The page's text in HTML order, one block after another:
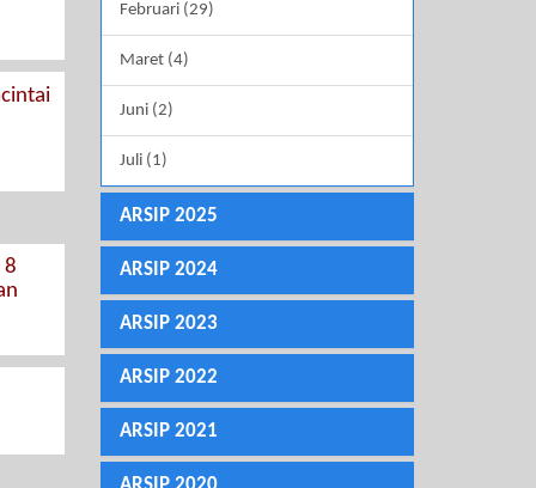
8
Februari (29)
Maret (4)
Juni (2)
Juli (1)
ARSIP 2025
ARSIP 2024
ARSIP 2023
ARSIP 2022
ARSIP 2021